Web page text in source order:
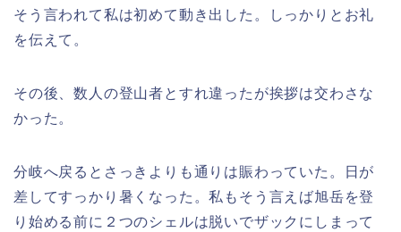
そう言われて私は初めて動き出した。しっかりとお礼
を伝えて。
その後、数人の登山者とすれ違ったが挨拶は交わさな
かった。
分岐へ戻るとさっきよりも通りは賑わっていた。日が
差してすっかり暑くなった。私もそう言えば旭岳を登
り始める前に２つのシェルは脱いでザックにしまって